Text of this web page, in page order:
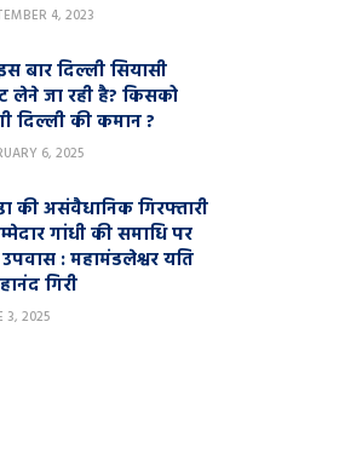
4, 2023
बार दिल्ली सियासी
लेने जा रही है? किसको
दिल्ली की कमान ?
6, 2025
की असंवैधानिक गिरफ्तारी
गांधी की समाधि पर
: महामंडलेश्वर यति
गिरी
3, 2025